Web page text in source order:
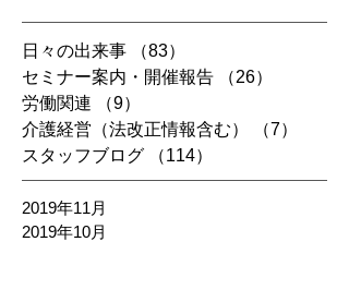
日々の出来事 （83）
セミナー案内・開催報告
（26）
労働関連
（9）
介護経営（法改正情報含む）
（7）
スタッフブログ
（114）
2019年11月
2019年10月